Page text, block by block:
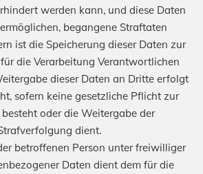
werden kann, und diese Daten
begangene Straftaten
ist die Speicherung dieser Daten zur
die Verarbeitung Verantwortlichen
dieser Daten an Dritte erfolgt
sofern keine gesetzliche Pflicht zur
oder die Weitergabe der
dient.
betroffenen Person unter freiwilliger
Daten dient dem für die